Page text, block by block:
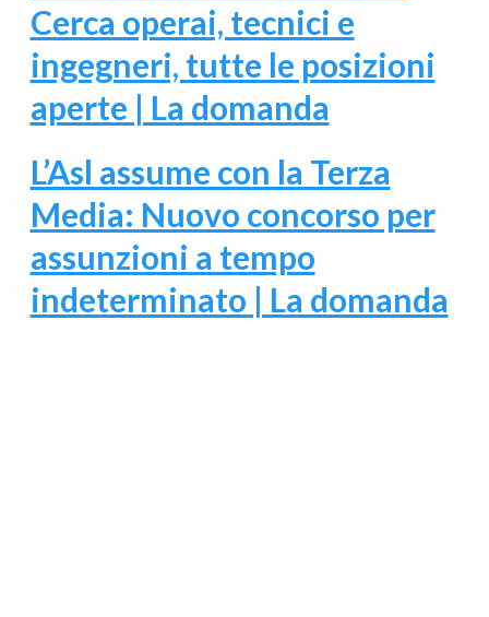
Cerca operai, tecnici e
ingegneri, tutte le posizioni
aperte | La domanda
L’Asl assume con la Terza
Media: Nuovo concorso per
assunzioni a tempo
indeterminato | La domanda